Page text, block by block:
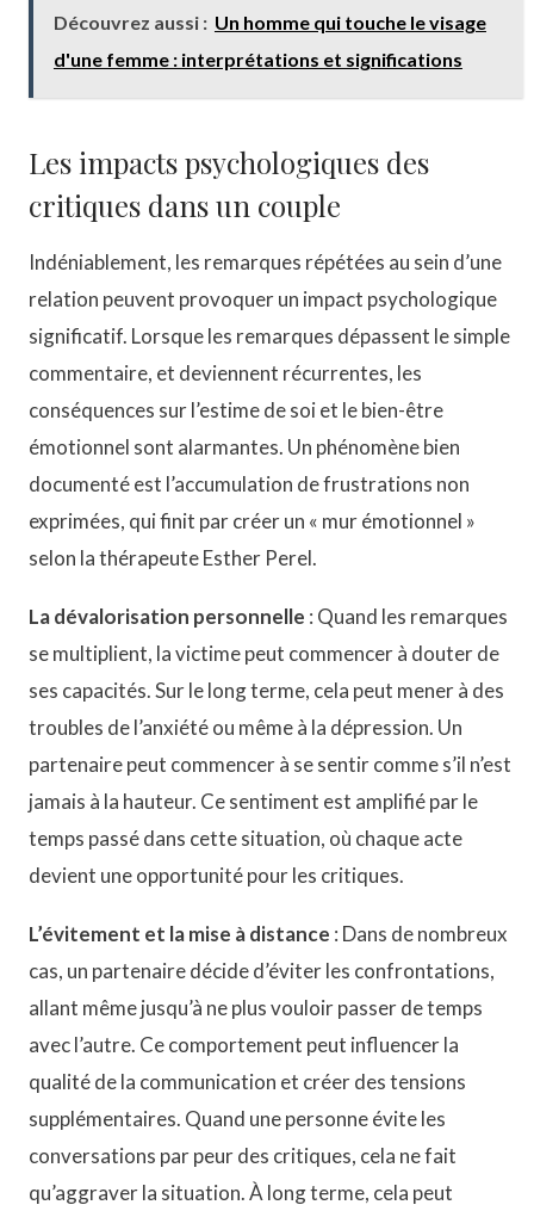
Découvrez aussi : Un homme qui touche le visage
d'une femme : interprétations et significations
Les impacts psychologiques des
critiques dans un couple
Indéniablement, les remarques répétées au sein d’une
relation peuvent provoquer un impact psychologique
significatif. Lorsque les remarques dépassent le simple
commentaire, et deviennent récurrentes, les
conséquences sur l’estime de soi et le bien-être
émotionnel sont alarmantes. Un phénomène bien
documenté est l’accumulation de frustrations non
exprimées, qui finit par créer un « mur émotionnel »
selon la thérapeute Esther Perel.
La dévalorisation personnelle : Quand les remarques
se multiplient, la victime peut commencer à douter de
ses capacités. Sur le long terme, cela peut mener à des
troubles de l’anxiété ou même à la dépression. Un
partenaire peut commencer à se sentir comme s’il n’est
jamais à la hauteur. Ce sentiment est amplifié par le
temps passé dans cette situation, où chaque acte
devient une opportunité pour les critiques.
L’évitement et la mise à distance : Dans de nombreux
cas, un partenaire décide d’éviter les confrontations,
allant même jusqu’à ne plus vouloir passer de temps
avec l’autre. Ce comportement peut influencer la
qualité de la communication et créer des tensions
supplémentaires. Quand une personne évite les
conversations par peur des critiques, cela ne fait
qu’aggraver la situation. À long terme, cela peut